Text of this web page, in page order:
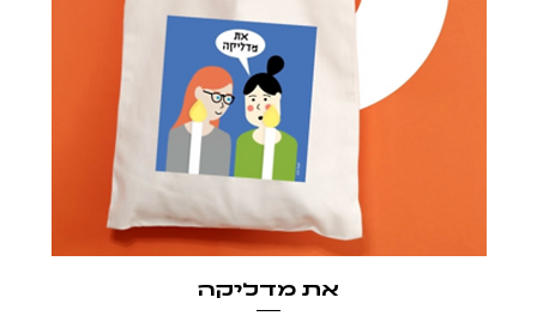
את מדליקה